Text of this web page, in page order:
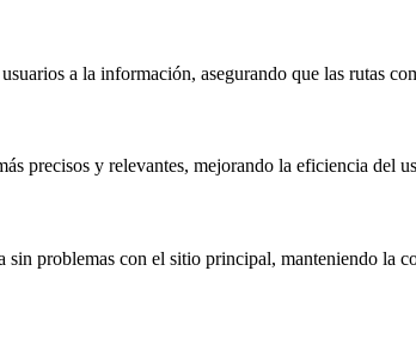
a la información, asegurando que las rutas
precisos y relevantes, mejorando la eficiencia del
problemas con el sitio principal, manteniendo la